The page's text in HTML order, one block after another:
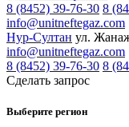
8 (8452) 39-76-30 8
info@unitneftegaz.com
Нур-Султан ул.
info@unitneftegaz.com
8 (8452) 39-76-30 8
Сделать запрос
Выберите регион